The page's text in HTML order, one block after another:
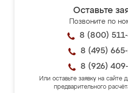
Оставьте
Позвоните по
8 (800)
8 (495)
8 (926)
Или оставьте заявку на сайте
предварительного